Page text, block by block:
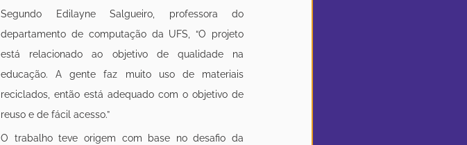
Segundo Edilayne Salgueiro, professora do
departamento de computação da UFS, “O projeto
está relacionado ao objetivo de qualidade na
educação. A gente faz muito uso de materiais
reciclados, então está adequado com o objetivo de
reuso e de fácil acesso.”
O trabalho teve origem com base no desafio da